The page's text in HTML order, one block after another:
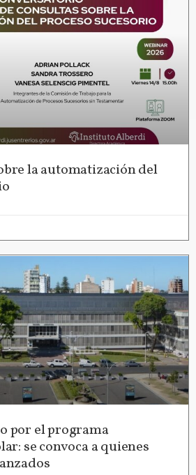
la automatización del
por el programa
se convoca a quienes